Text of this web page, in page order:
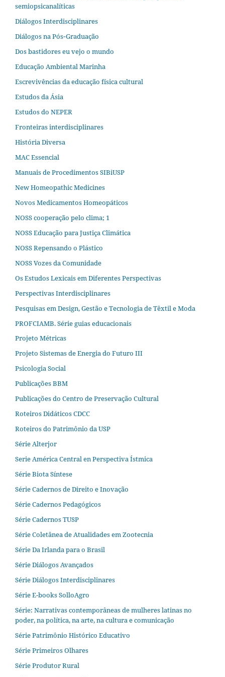
semiopsicanalíticas
Diálogos Interdisciplinares
Diálogos na Pós‐Graduação
Dos bastidores eu vejo o mundo
Educação Ambiental Marinha
Escrevivências da educação física cultural
Estudos da Ásia​
Estudos do NEPER
Fronteiras interdisciplinares
História Diversa
MAC Essencial
Manuais de Procedimentos SIBiUSP
New Homeopathic Medicines
Novos Medicamentos Homeopáticos
NOSS cooperação pelo clima; 1
NOSS Educação para Justiça Climática
NOSS Repensando o Plástico
NOSS Vozes da Comunidade
Os Estudos Lexicais em Diferentes Perspectivas
Perspectivas Interdisciplinares
Pesquisas em Design, Gestão e Tecnologia de Têxtil e Moda
PROFCIAMB. Série guias educacionais
Projeto Métricas
Projeto Sistemas de Energia do Futuro III
Psicologia Social
Publicações BBM
Publicações do Centro de Preservação Cultural
Roteiros Didáticos CDCC
Roteiros do Patrimônio da USP
Série Alterjor
Serie América Central en Perspectiva Ístmica
Série Biota Síntese
Série Cadernos de Direito e Inovação
Série Cadernos Pedagógicos
Série Cadernos TUSP
Série Coletânea de Atualidades em Zootecnia
Série Da Irlanda para o Brasil
Série Diálogos Avançados
Série Diálogos Interdisciplinares
Série E-books SolloAgro
Série: Narrativas contemporâneas de mulheres latinas no
poder, na política, na arte, na cultura e comunicação
Série Patrimônio Histórico Educativo
Série Primeiros Olhares
Série Produtor Rural